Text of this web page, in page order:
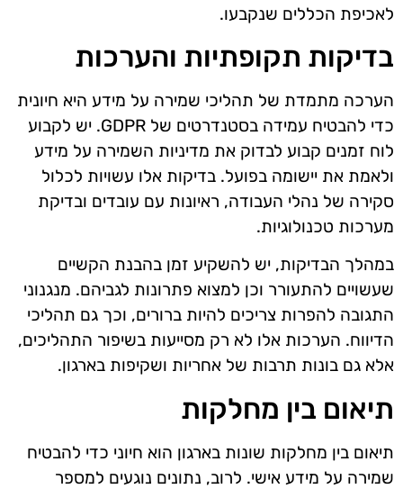
לאכיפת הכללים שנקבעו.
בדיקות תקופתיות והערכות
הערכה מתמדת של תהליכי שמירה על מידע היא חיונית
כדי להבטיח עמידה בסטנדרטים של GDPR. יש לקבוע
לוח זמנים קבוע לבדוק את מדיניות השמירה על מידע
ולאמת את יישומה בפועל. בדיקות אלו עשויות לכלול
סקירה של נהלי העבודה, ראיונות עם עובדים ובדיקת
מערכות טכנולוגיות.
במהלך הבדיקות, יש להשקיע זמן בהבנת הקשיים
שעשויים להתעורר וכן למצוא פתרונות לגביהם. מנגנוני
התגובה להפרות צריכים להיות ברורים, וכך גם תהליכי
הדיווח. הערכות אלו לא רק מסייעות בשיפור התהליכים,
אלא גם בונות תרבות של אחריות ושקיפות בארגון.
תיאום בין מחלקות
תיאום בין מחלקות שונות בארגון הוא חיוני כדי להבטיח
שמירה על מידע אישי. לרוב, נתונים נוגעים למספר